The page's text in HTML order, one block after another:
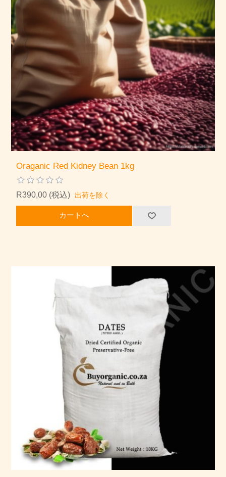
Oraganic Red Kidney Bean 1kg
R390,00 (税込) 出荷を除く
カートへ